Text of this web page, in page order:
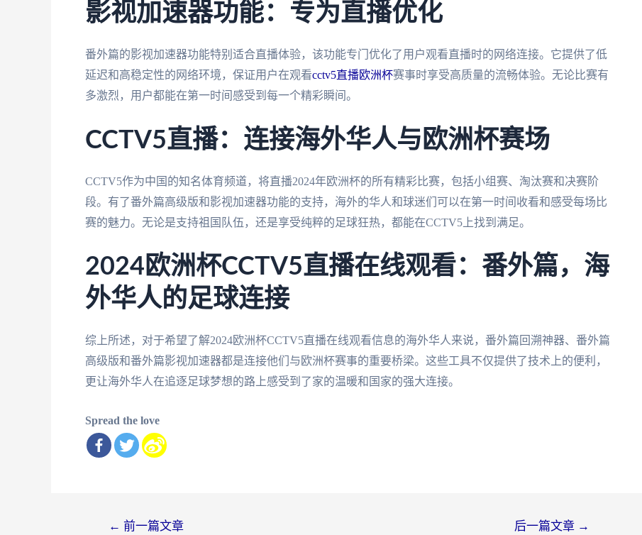
影视加速器功能：专为直播优化
番外篇的影视加速器功能特别适合直播体验，该功能专门优化了用户观看直播时的网络连接。它提供了低
延迟和高稳定性的网络环境，保证用户在观看cctv5直播欧洲杯赛事时享受高质量的流畅体验。无论比赛有
多激烈，用户都能在第一时间感受到每一个精彩瞬间。
CCTV5直播：连接海外华人与欧洲杯赛场
CCTV5作为中国的知名体育频道，将直播2024年欧洲杯的所有精彩比赛，包括小组赛、淘汰赛和决赛阶
段。有了番外篇高级版和影视加速器功能的支持，海外的华人和球迷们可以在第一时间收看和感受每场比
赛的魅力。无论是支持祖国队伍，还是享受纯粹的足球狂热，都能在CCTV5上找到满足。
2024欧洲杯CCTV5直播在线观看：番外篇，海
外华人的足球连接
综上所述，对于希望了解2024欧洲杯CCTV5直播在线观看信息的海外华人来说，番外篇回溯神器、番外篇
高级版和番外篇影视加速器都是连接他们与欧洲杯赛事的重要桥梁。这些工具不仅提供了技术上的便利，
更让海外华人在追逐足球梦想的路上感受到了家的温暖和国家的强大连接。
Spread the love
← 前一篇文章 后一篇文章 →